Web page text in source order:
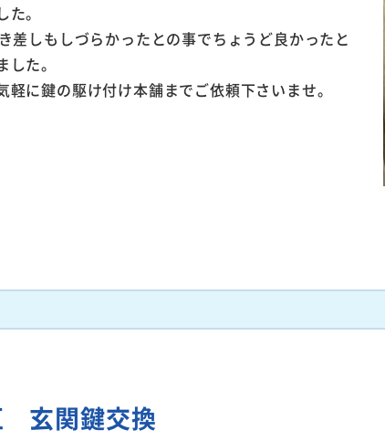
。
差しもしづらかったとの事でちょうど良かったと
た。
に鍵の駆け付け本舗までご依頼下さいませ。
玄関鍵交換